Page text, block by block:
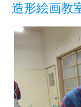
造形絵画教